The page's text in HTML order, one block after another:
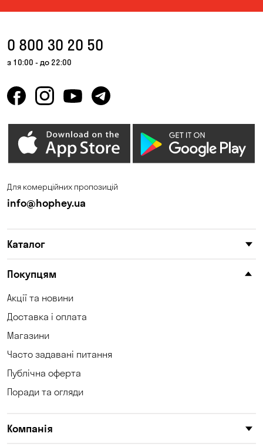
0 800 30 20 50
з 10:00 - до 22:00
Для комерційних пропозицій
info@hophey.ua
Каталог
Покупцям
Акції та новини
Доставка і оплата
Магазини
Часто задавані питання
Публічна оферта
Поради та огляди
Компанія